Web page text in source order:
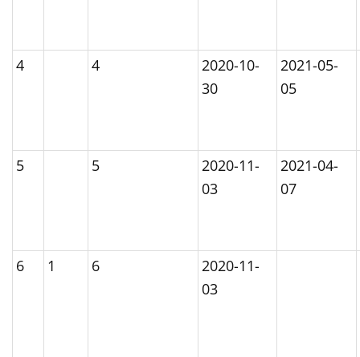
4 4
2020-10-
30
2021-05-
05
5 5
2020-11-
03
2021-04-
07
6 1 6
2020-11-
03